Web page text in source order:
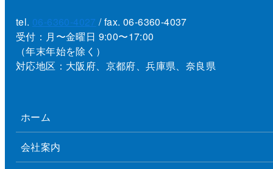
tel. 06-6360-4027 / fax. 06-6360-4037
受付：月〜金曜日 9:00〜17:00
（年末年始を除く）
対応地区：大阪府、京都府、兵庫県、奈良県
ホーム
会社案内